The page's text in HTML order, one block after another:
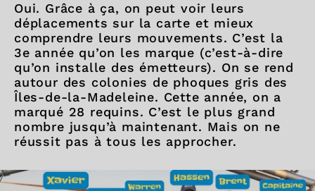
Oui. Grâce à ça, on peut voir leurs
déplacements sur la carte et mieux
comprendre leurs mouvements. C’est la
3e année qu’on les marque (c’est-à-dire
qu’on installe des émetteurs). On se rend
autour des colonies de phoques gris des
Îles-de-la-Madeleine. Cette année, on a
marqué 28 requins. C’est le plus grand
nombre jusqu’à maintenant. Mais on ne
réussit pas à tous les approcher.